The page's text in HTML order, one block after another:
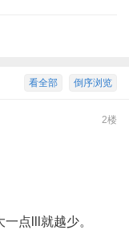
倒序浏览
看全部
2楼
点lll就越少。